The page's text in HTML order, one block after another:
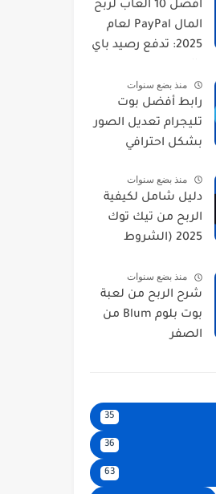
أفضل 10 ألعاب لربح
المال PayPal لعام
2025: تدفع رصيد باي
منذ بضع سنوات
رابط أفضل بوت
تليجرام تعديل الصور
بشكل احترافي
منذ بضع سنوات
دليل شامل لكيفية
الربح من تيك توك
2025 (الشروط
منذ بضع سنوات
شرح الربح من لعبة
بوت بلوم Blum من
الصفر
35
36
63